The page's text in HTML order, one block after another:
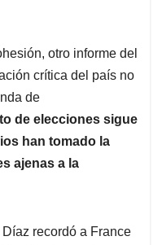
otro informe del
crítica del país no
de
de elecciones sigue
han tomado la
ajenas a la
recordó a France